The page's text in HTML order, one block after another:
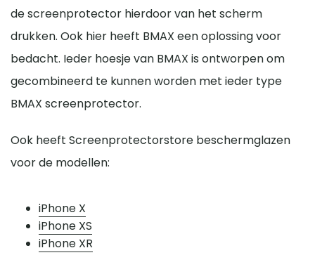
de screenprotector hierdoor van het scherm
drukken. Ook hier heeft BMAX een oplossing voor
bedacht. Ieder hoesje van BMAX is ontworpen om
gecombineerd te kunnen worden met ieder type
BMAX screenprotector.
Ook heeft Screenprotectorstore beschermglazen
voor de modellen:
iPhone X
iPhone XS
iPhone XR